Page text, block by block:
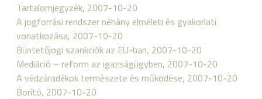
Tartalomjegyzék, 2007-10-20
A jogforrási rendszer néhány elméleti és gyakorlati
vonatkozása, 2007-10-20
Büntetőjogi szankciók az EU-ban, 2007-10-20
Mediáció – reform az igazságügyben, 2007-10-20
A védzáradékok természete és működése, 2007-10-20
Borító, 2007-10-20